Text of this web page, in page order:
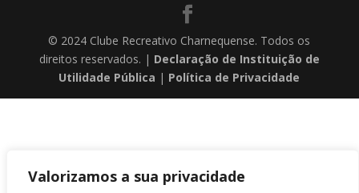
Valorizamos a sua privacidade
© 2024 Clube Recreativo Charnequense. Todos os
direitos reservados. | Declaração de Instituição de
Utilidade Pública | Política de Privacidade